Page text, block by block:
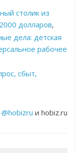
столик из
долларов,
дела: детская
рабочее
сбыт,
@hobizru и hobiz.ru